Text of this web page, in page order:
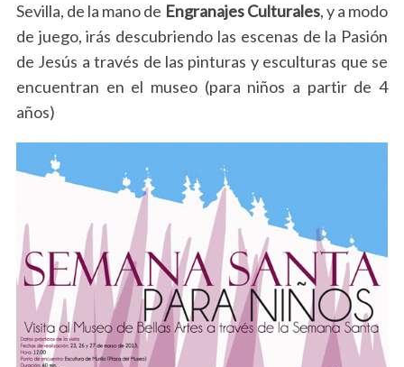
Sevilla, de la mano de Engranajes Culturales, y a modo
de juego, irás descubriendo las escenas de la Pasión
de Jesús a través de las pinturas y esculturas que se
encuentran en el museo (para niños a partir de 4
años)